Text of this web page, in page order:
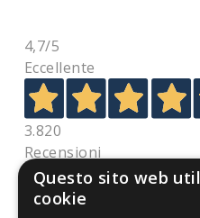
4,7/5
Eccellente
3.820
Recensioni
Questo sito web
cookie